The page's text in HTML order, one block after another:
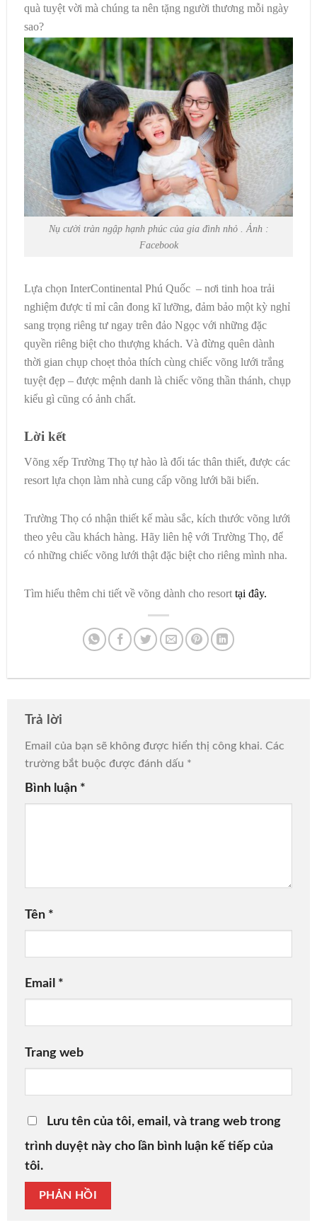
quà tuyệt vời mà chúng ta nên tặng người thương mỗi ngày
sao?
Nụ cười tràn ngập hạnh phúc của gia đình nhỏ . Ảnh :
Facebook
Lựa chọn InterContinental Phú Quốc – nơi tinh hoa trải
nghiệm được tỉ mỉ cân đong kĩ lưỡng, đảm bảo một kỳ nghỉ
sang trọng riêng tư ngay trên đảo Ngọc với những đặc
quyền riêng biệt cho thượng khách. Và đừng quên dành
thời gian chụp choẹt thỏa thích cùng chiếc võng lưới trắng
tuyệt đẹp – được mệnh danh là chiếc võng thần thánh, chụp
kiểu gì cũng có ảnh chất.
Lời kết
Võng xếp Trường Thọ tự hào là đối tác thân thiết, được các
resort lựa chọn làm nhà cung cấp võng lưới bãi biển.
Trường Thọ có nhận thiết kế màu sắc, kích thước võng lưới
theo yêu cầu khách hàng. Hãy liên hệ với Trường Thọ, để
có những chiếc võng lưới thật đặc biệt cho riêng mình nha.
Tìm hiểu thêm chi tiết về võng dành cho resorttại đây.
Trả lời
Email của bạn sẽ không được hiển thị công khai. Các
trường bắt buộc được đánh dấu *
Bình luận *
Tên *
Email *
Trang web
Lưu tên của tôi, email, và trang web trong
trình duyệt này cho lần bình luận kế tiếp của
tôi.